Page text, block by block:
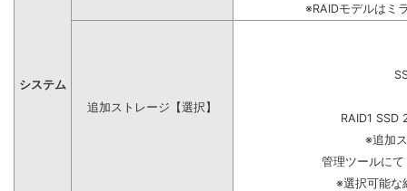
システム
※RAIDモデルはミ
追加ストレージ【選択】
RAID1 SSD
※追加
管理ツールに
※選択可能な